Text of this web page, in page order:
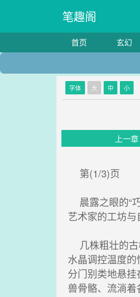
笔趣阁
首页 玄幻
字体 大 中 小
上一章
第(1/3)页
晨露之眼的“
艺术家的工坊与
几株粗壮的古
水晶调控温度
分门别类地悬
兽骨骼、流淌着